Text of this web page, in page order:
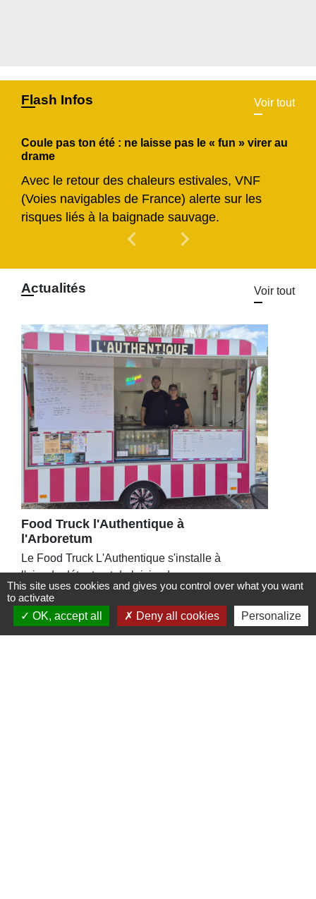
Flash Infos Voir tout
Coule pas ton été : ne laisse pas le « fun » virer au
drame
Avec le retour des chaleurs estivales, VNF
(Voies navigables de France) alerte sur les
risques liés à la baignade sauvage.
chevron_left Previous
chevron_right
Actualités Voir tout
Food Truck l'Authentique à
l'Arboretum
Le Food Truck L'Authentique s'installe à
l'aire de détente et de loisirs de
l'Arboretum, jusqu’au 6 septembre 2026
This site uses cookies and gives you control over what you want
to activate
OK, accept all
Deny all cookies Personalize